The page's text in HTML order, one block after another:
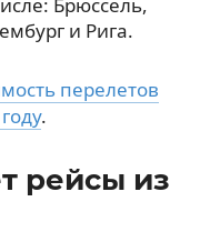
и Рига.
перелетов
.
рейсы из